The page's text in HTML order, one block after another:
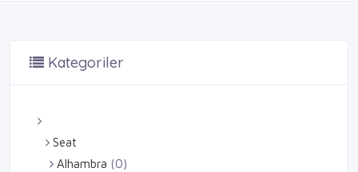
Kategoriler
Seat
Alhambra (0)